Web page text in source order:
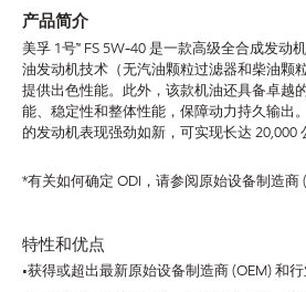
产品简介
美孚 1号™ FS 5W-40 是一款高级全合成发动
油发动机技术（无汽油颗粒过滤器和柴油颗
提供出色性能。此外，该款机油还具备卓越
能、稳定性和整体性能，保障动力持久输出
的发动机表现强劲如新，可实现长达 20,000
*有关如何确定 ODI，请参阅原始设备制造商
特性和优点
•获得或超出最新原始设备制造商 (OEM) 和